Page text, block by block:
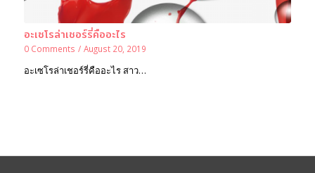
อะเซโรล่าเชอร์รี่คืออะไร
0 Comments / August 20, 2019
อะเซโรล่าเชอร์รี่คืออะไร สาว…